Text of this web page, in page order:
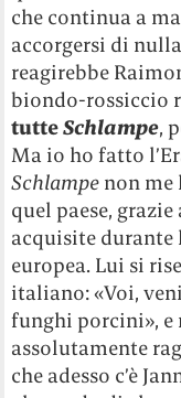
che continua a
accorgersi di
reagirebbe
biondo-rossiccio
tutteSchlampe,
Ma io ho fatto
Schlampe non me
quel paese,
acquisite durante
europea. Lui si
italiano: «Voi,
funghi porcini», e
assolutamente
che adesso c’è